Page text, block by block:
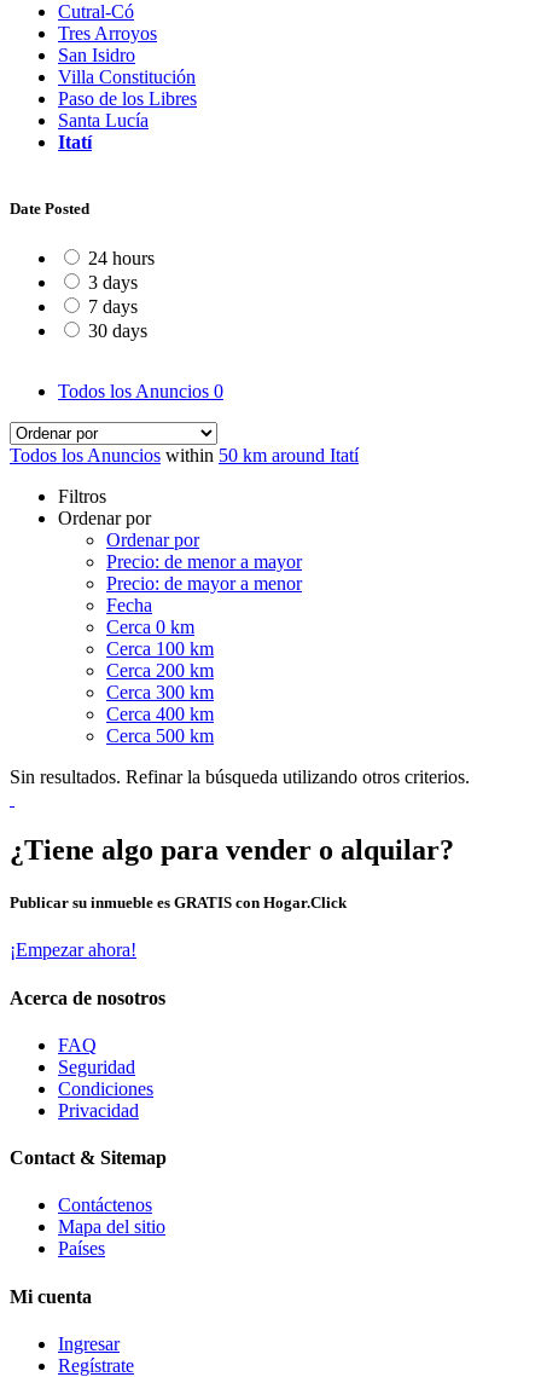
Cutral-Có
Tres Arroyos
San Isidro
Villa Constitución
Paso de los Libres
Santa Lucía
Itatí
Date Posted
24 hours
3 days
7 days
30 days
Todos los Anuncios 0
Todos los Anuncios within 50 km around Itatí
Filtros
Ordenar por
Ordenar por
Precio: de menor a mayor
Precio: de mayor a menor
Fecha
Cerca 0 km
Cerca 100 km
Cerca 200 km
Cerca 300 km
Cerca 400 km
Cerca 500 km
Sin resultados. Refinar la búsqueda utilizando otros criterios.
¿Tiene algo para vender o alquilar?
Publicar su inmueble es GRATIS con Hogar.Click
¡Empezar ahora!
Acerca de nosotros
FAQ
Seguridad
Condiciones
Privacidad
Contact & Sitemap
Contáctenos
Mapa del sitio
Países
Mi cuenta
Ingresar
Regístrate